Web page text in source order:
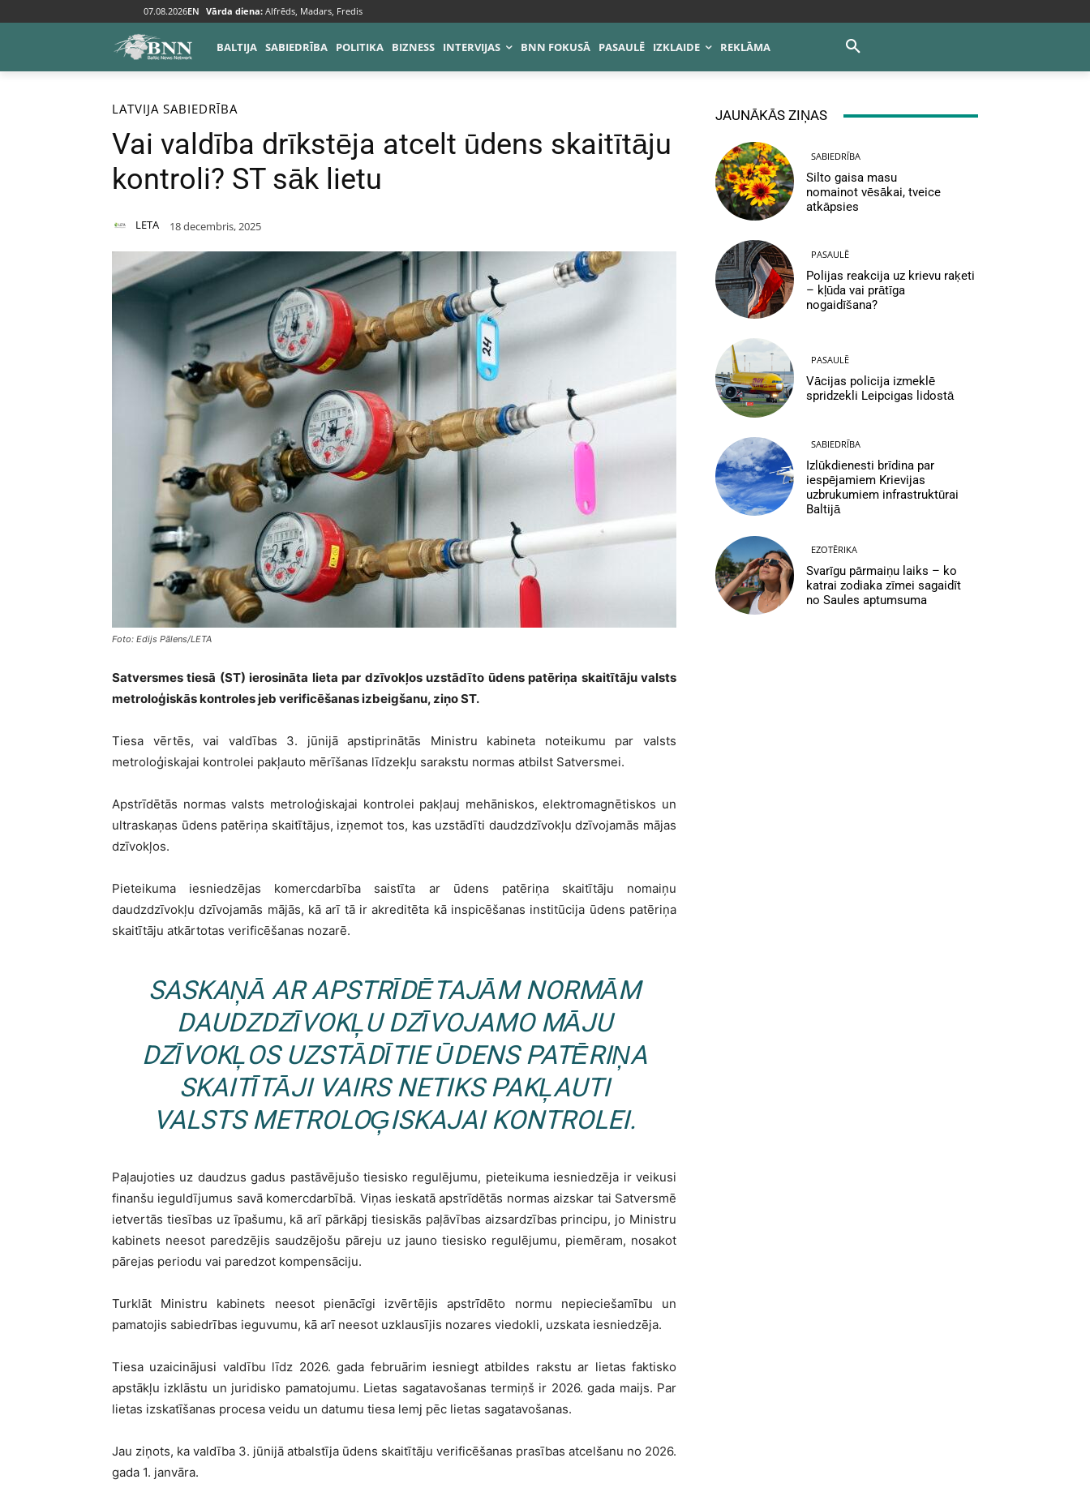
07.08.2026EN Vārda diena: Alfrēds, Madars, Fredis
BALTIJA SABIEDRĪBA POLITIKA BIZNESS INTERVIJAS BNN FOKUSĀ PASAULĒ IZKLAIDE REKLĀMA
Sākums Baltija Latvija
LATVIJA SABIEDRĪBA
Vai valdība drīkstēja atcelt ūdens skaitītāju
kontroli? ST sāk lietu
LETA 18 decembris, 2025
Foto: Edijs Pālens/LETA
Satversmes tiesā (ST) ierosināta lieta par dzīvokļos uzstādīto ūdens patēriņa skaitītāju valsts
metroloģiskās kontroles jeb verificēšanas izbeigšanu, ziņo ST.
Tiesa vērtēs, vai valdības 3. jūnijā apstiprinātās Ministru kabineta noteikumu par valsts
metroloģiskajai kontrolei pakļauto mērīšanas līdzekļu sarakstu normas atbilst Satversmei.
Apstrīdētās normas valsts metroloģiskajai kontrolei pakļauj mehāniskos, elektromagnētiskos un
ultraskaņas ūdens patēriņa skaitītājus, izņemot tos, kas uzstādīti daudzdzīvokļu dzīvojamās mājas
dzīvokļos.
Pieteikuma iesniedzējas komercdarbība saistīta ar ūdens patēriņa skaitītāju nomaiņu
daudzdzīvokļu dzīvojamās mājās, kā arī tā ir akreditēta kā inspicēšanas institūcija ūdens patēriņa
skaitītāju atkārtotas verificēšanas nozarē.
SASKAŅĀ AR APSTRĪDĒTAJĀM NORMĀM
DAUDZDZĪVOKĻU DZĪVOJAMO MĀJU
DZĪVOKĻOS UZSTĀDĪTIE ŪDENS PATĒRIŅA
SKAITĪTĀJI VAIRS NETIKS PAKĻAUTI
VALSTS METROLOĢISKAJAI KONTROLEI.
Paļaujoties uz daudzus gadus pastāvējušo tiesisko regulējumu, pieteikuma iesniedzēja ir veikusi
finanšu ieguldījumus savā komercdarbībā. Viņas ieskatā apstrīdētās normas aizskar tai Satversmē
ietvertās tiesības uz īpašumu, kā arī pārkāpj tiesiskās paļāvības aizsardzības principu, jo Ministru
kabinets neesot paredzējis saudzējošu pāreju uz jauno tiesisko regulējumu, piemēram, nosakot
pārejas periodu vai paredzot kompensāciju.
Turklāt Ministru kabinets neesot pienācīgi izvērtējis apstrīdēto normu nepieciešamību un
pamatojis sabiedrības ieguvumu, kā arī neesot uzklausījis nozares viedokli, uzskata iesniedzēja.
Tiesa uzaicinājusi valdību līdz 2026. gada februārim iesniegt atbildes rakstu ar lietas faktisko
apstākļu izklāstu un juridisko pamatojumu. Lietas sagatavošanas termiņš ir 2026. gada maijs. Par
lietas izskatīšanas procesa veidu un datumu tiesa lemj pēc lietas sagatavošanas.
Jau ziņots, ka valdība 3. jūnijā atbalstīja ūdens skaitītāju verificēšanas prasības atcelšanu no 2026.
gada 1. janvāra.
JAUNĀKĀS ZIŅAS
SABIEDRĪBA
Silto gaisa masu
nomainot vēsākai, tveice
atkāpsies
PASAULĒ
Polijas reakcija uz krievu raķeti
– kļūda vai prātīga
nogaidīšana?
PASAULĒ
Vācijas policija izmeklē
spridzekli Leipcigas lidostā
SABIEDRĪBA
Izlūkdienesti brīdina par
iespējamiem Krievijas
uzbrukumiem infrastruktūrai
Baltijā
EZOTĒRIKA
Svarīgu pārmaiņu laiks – ko
katrai zodiaka zīmei sagaidīt
no Saules aptumsuma